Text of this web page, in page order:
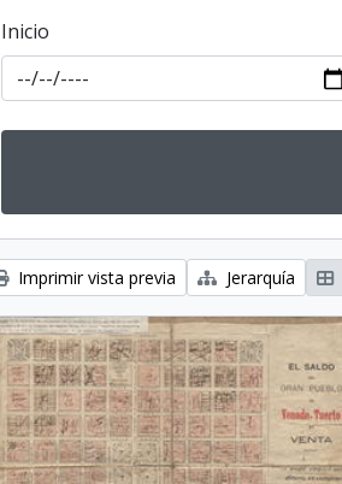
Inicio
Imprimir vista previa Jerarquía